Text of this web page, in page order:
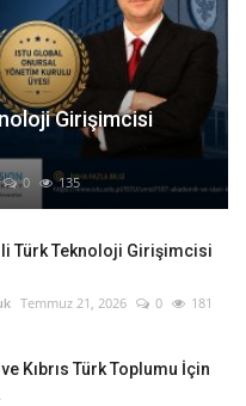
Girişimcisi
0 135
Türk Teknoloji Girişimcisi
Temmuz 21, 2026 0 181
Kıbrıs Türk Toplumu İçin